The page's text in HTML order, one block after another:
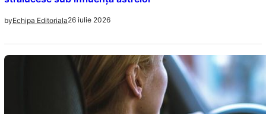
byEchipa Editoriala26 iulie 2026